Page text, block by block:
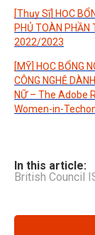
[Thụy Sĩ] HỌC
PHỦ TOÀN PHẦN
2022/2023
[MỸ] HỌC BỔNG
CÔNG NGHỆ
NỮ – The Adobe
Women-in-
In this article:
British Council